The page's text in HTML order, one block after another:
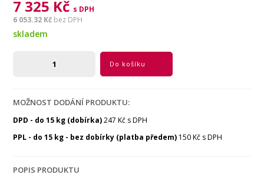
7 325 Kč s DPH
6 053.32 Kč bez DPH
skladem
Do košíku
MOŽNOST DODÁNÍ PRODUKTU:
DPD - do 15 kg (dobírka) 247 Kč s DPH
PPL - do 15 kg - bez dobírky (platba předem) 150 Kč s DPH
POPIS PRODUKTU